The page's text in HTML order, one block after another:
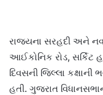
રાજ્યના સરહદી અને
આઈકોનિક રોડ,
દિવસની જિલ્લા
હતી. ગુજરાત